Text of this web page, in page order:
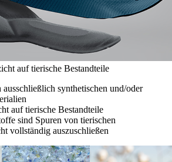
auf tierische Bestandteile
synthetischen und/oder
auf tierische Bestandteile
sind Spuren von tierischen
vollständig auszuschließen